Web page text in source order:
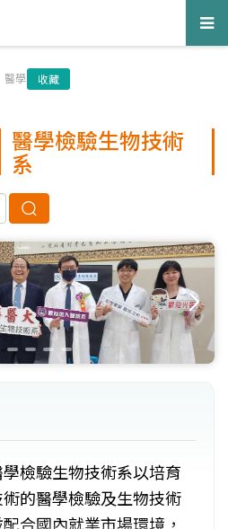
醫學
收藏
醫學檢驗生物技術
系
檢驗生物技術系以培育
的醫學檢驗及生物技術
合國內就業市場環境，